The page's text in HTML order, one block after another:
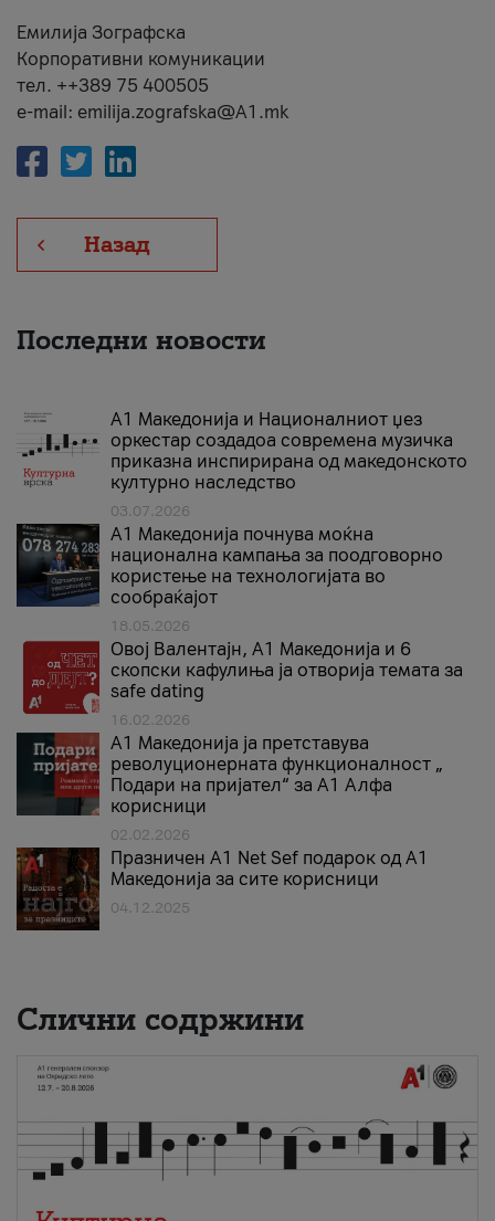
Емилија Зографска
Корпоративни комуникации
тел. ++389 75 400505
e-mail: emilija.zografska@A1.mk
Назад
Последни новости
А1 Македонија и Националниот џез
оркестар создадоа современа музичка
приказна инспирирана од македонското
културно наследство
03.07.2026
A1 Македонија почнува моќна
национална кампања за поодговорно
користење на технологијата во
сообраќајот
18.05.2026
Овој Валентајн, A1 Македонија и 6
скопски кафулиња ја отворија темата за
safe dating
16.02.2026
А1 Македонија ја претставува
револуционерната функционалност „
Подари на пријател“ за А1 Алфа
корисници
02.02.2026
Празничен A1 Net Sеf подарок од А1
Македонија за сите корисници
04.12.2025
Слични содржини